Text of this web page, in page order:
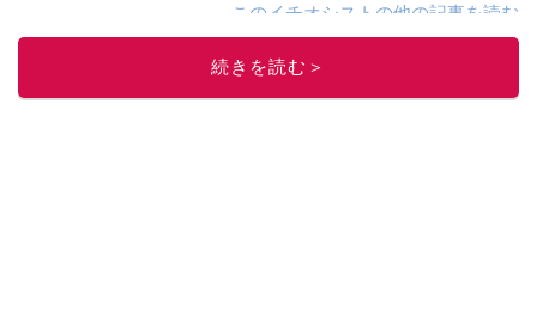
このイチオシストの他の記事を読む
続きを読む＞